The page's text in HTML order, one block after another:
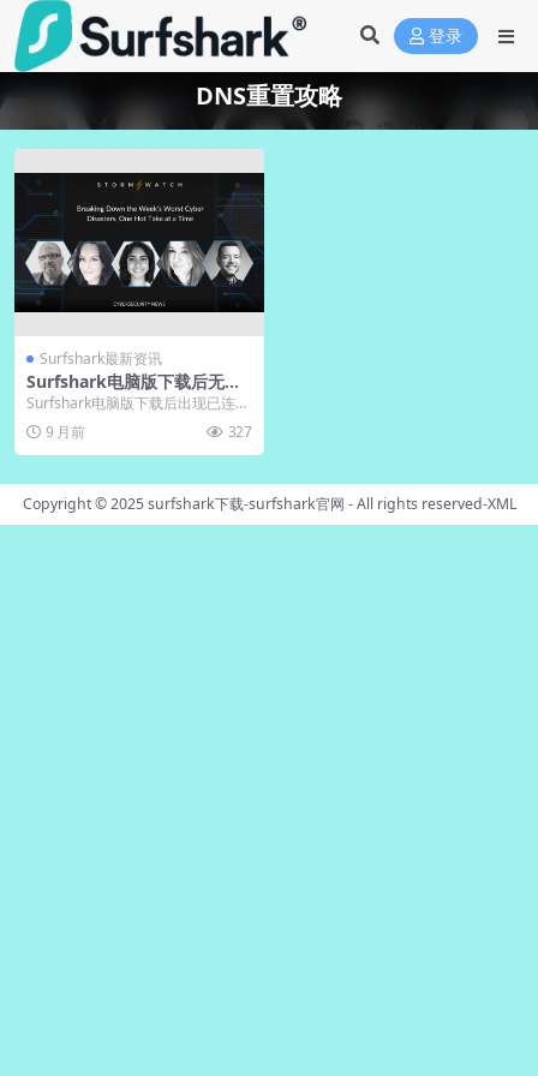
登录
DNS重置攻略
Surfshark最新资讯
Surfshark电脑版下载后无网
络？中文版DNS重置攻略
Surfshark电脑版下载后出现已连接
但无法上网的问题，通常源于网络
配置冲突或...
9 月前 327
Copyright © 2025surfshark下载-surfshark官网 - All rights reserved-XML